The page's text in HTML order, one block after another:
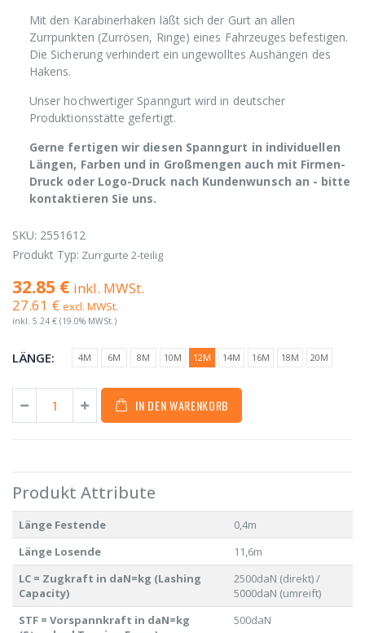
Mit den Karabinerhaken läßt sich der Gurt an allen
Zurrpunkten (Zurrösen, Ringe) eines Fahrzeuges befestigen.
Die Sicherung verhindert ein ungewolltes Aushängen des
Hakens.
Unser hochwertiger Spanngurt wird in deutscher
Produktionsstätte gefertigt.
Gerne fertigen wir diesen Spanngurt in individuellen
Längen, Farben und in Großmengen auch mit Firmen-
Druck oder Logo-Druck nach Kundenwunsch an - bitte
kontaktieren Sie uns.
SKU: 2551612
Produkt Typ: Zurrgurte 2-teilig
32.85 € inkl. MWSt.
27.61 € excl. MWSt.
inkl. 5.24 € (19.0% MWSt.)
LÄNGE: 4M 6M 8M 10M 12M 14M 16M 18M 20M
IN DEN WARENKORB
Produkt Attribute
Länge Festende
0,4m
Länge Losende
11,6m
LC = Zugkraft in daN=kg (Lashing
Capacity)
2500daN (direkt) /
5000daN (umreift)
STF = Vorspannkraft in daN=kg
500daN